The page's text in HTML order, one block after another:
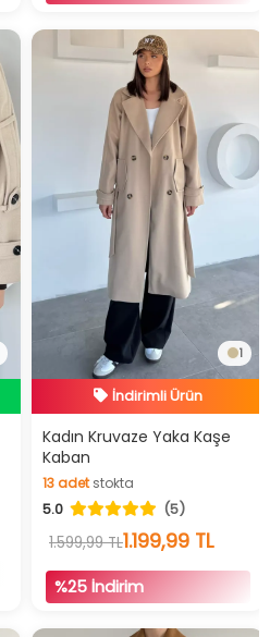
1
İndirimli Ürün
Hızlı Teslimat
İndirimli Ürün
Kadın Kruvaze Yaka Kaşe
Kaban
13adetstokta
13adetstokta
5.0
(5)
1.599,99 TL1.199,99 TL
%25 İndirim